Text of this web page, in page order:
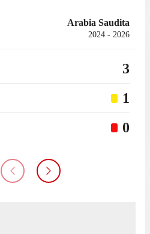
Arabia Saudita
2024 - 2026
3
1
0